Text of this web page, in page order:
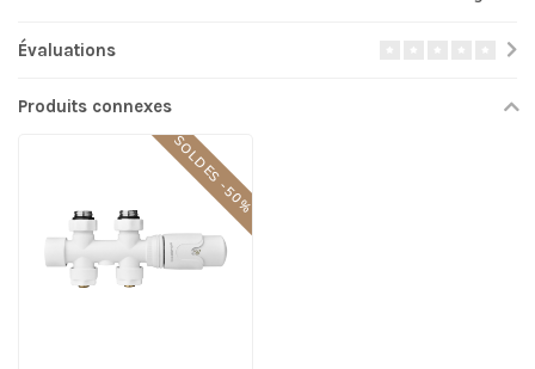
Évaluations
Produits connexes
SOLDES -50%